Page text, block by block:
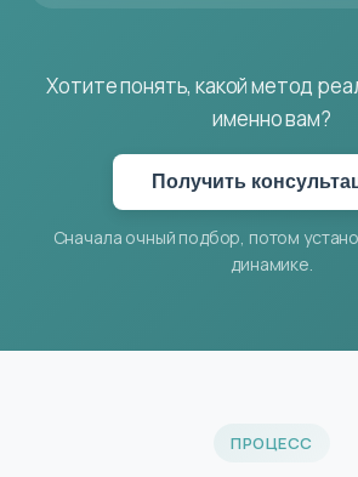
Хотите понять, какой метод
именно вам?
Получить
Сначала очный подбор, потом
динамике.
ПРОЦЕСС